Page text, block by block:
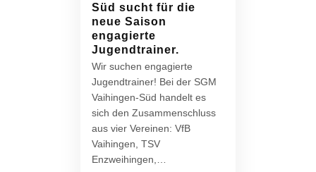
Süd sucht für die
neue Saison
engagierte
Jugendtrainer.
Wir suchen engagierte
Jugendtrainer! Bei der SGM
Vaihingen-Süd handelt es
sich den Zusammenschluss
aus vier Vereinen: VfB
Vaihingen, TSV
Enzweihingen,…